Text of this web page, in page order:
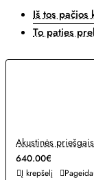
Iš tos pačios
To paties
Akustinės
640.00€
Į krepšelį